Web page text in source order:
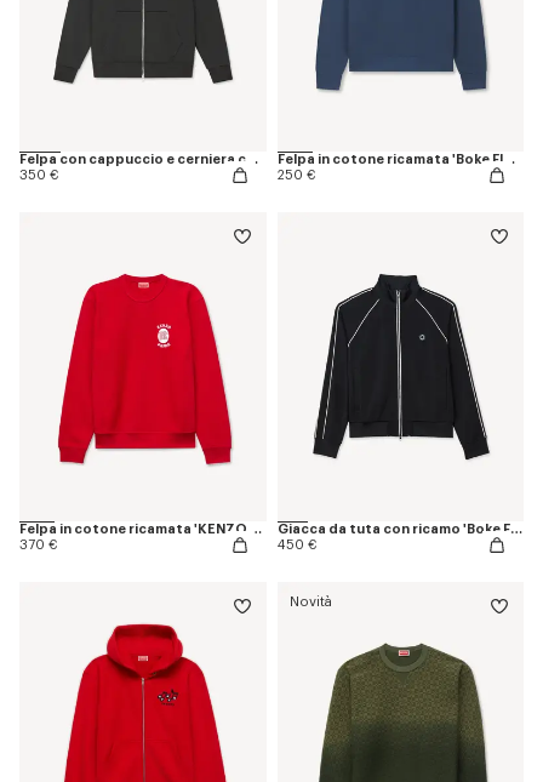
Felpa con cappuccio e cerniera con ricamo "Boke Flower" di cotone
350 €
Felpa in cotone ricamata 'Boke Flower'
250 €
Felpa in cotone ricamata 'KENZO Paris Emblem'
370 €
Giacca da tuta con ricamo 'Boke Flower 2.0'
450 €
Novità